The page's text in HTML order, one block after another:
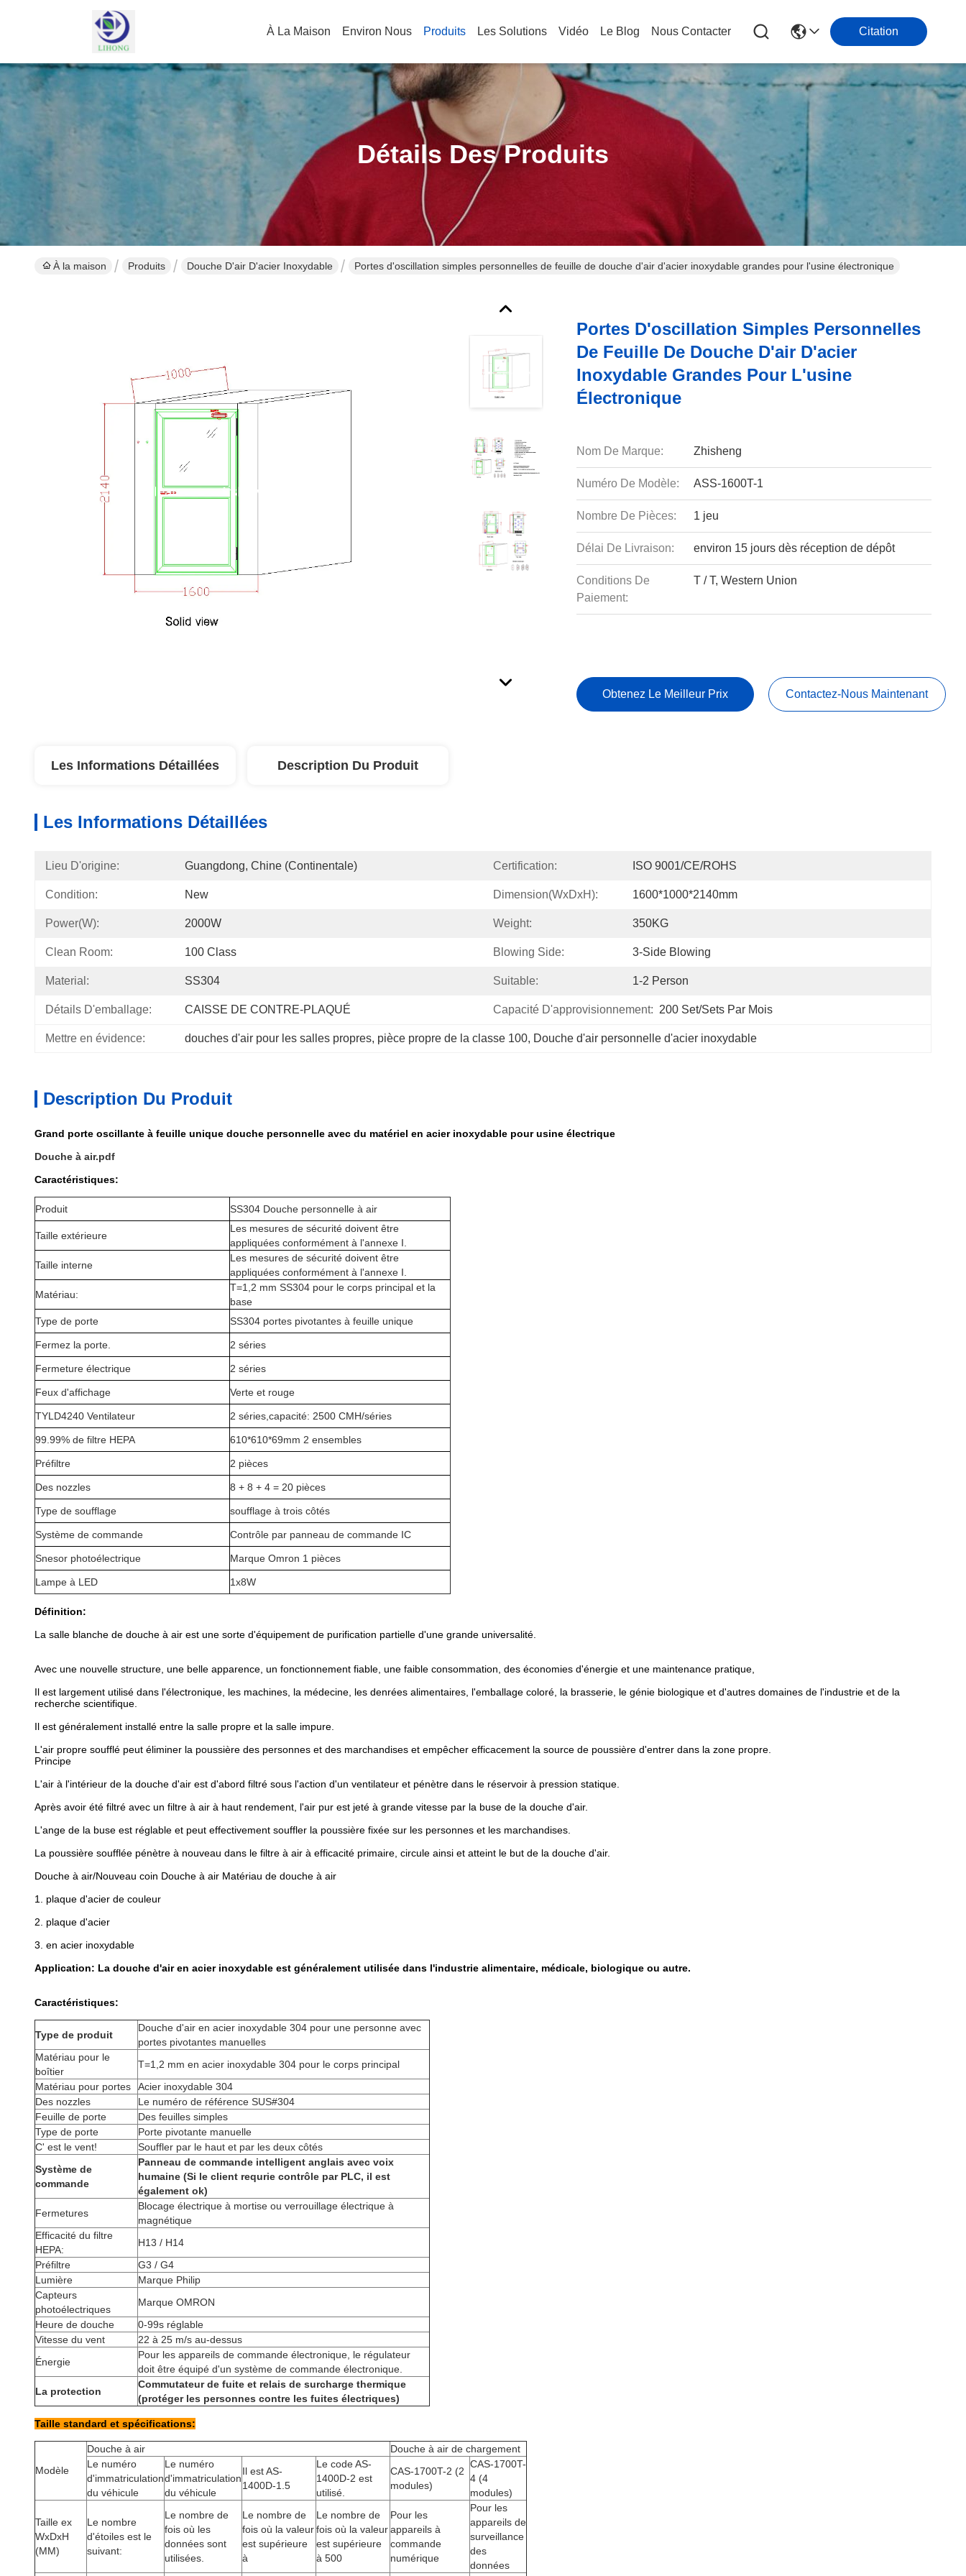
À La Maison Environ Nous Produits Les Solutions Vidéo Le Blog Nous Contacter Citation
Détails Des Produits
À la maison Produits Douche D'air D'acier Inoxydable Portes d'oscillation simples personnelles de feuille de douche d'air d'acier inoxydable grandes pour l'usine électronique
Portes D'oscillation Simples Personnelles
De Feuille De Douche D'air D'acier
Inoxydable Grandes Pour L'usine
Électronique
Nom De Marque: Zhisheng
Numéro De Modèle: ASS-1600T-1
Nombre De Pièces: 1 jeu
Délai De Livraison: environ 15 jours dès réception de dépôt
Conditions De
Paiement:
T / T, Western Union
Obtenez Le Meilleur Prix Contactez-Nous Maintenant
Les Informations Détaillées Description Du Produit
Les Informations Détaillées
Lieu D'origine: Guangdong, Chine (continentale) Certification: ISO 9001/CE/ROHS
Condition: New Dimension(WxDxH): 1600*1000*2140mm
Power(W): 2000W Weight: 350KG
Clean Room: 100 Class Blowing Side: 3-Side Blowing
Material: SS304 Suitable: 1-2 Person
Détails D'emballage: CAISSE DE CONTRE-PLAQUÉ Capacité D'approvisionnement: 200 Set/Sets Par Mois
Mettre en évidence: douches d'air pour les salles propres, pièce propre de la classe 100, Douche d'air personnelle d'acier inoxydable
Description Du Produit
Grand porte oscillante à feuille unique douche personnelle avec du matériel en acier inoxydable pour usine électrique
Douche à air.pdf
Caractéristiques:
Produit SS304 Douche personnelle à air
Taille extérieure
Les mesures de sécurité doivent être
appliquées conformément à l'annexe I.
Taille interne
Les mesures de sécurité doivent être
appliquées conformément à l'annexe I.
Matériau:
T=1,2 mm SS304 pour le corps principal et la
base
Type de porte
SS304 portes pivotantes à feuille unique
Fermez la porte. 2 séries
Fermeture électrique 2 séries
Feux d'affichage Verte et rouge
TYLD4240 Ventilateur 2 séries,capacité: 2500 CMH/séries
99.99% de filtre HEPA 610*610*69mm 2 ensembles
Préfiltre 2 pièces
Des nozzles 8 + 8 + 4 = 20 pièces
Type de soufflage soufflage à trois côtés
Système de commande Contrôle par panneau de commande IC
Snesor photoélectrique Marque Omron 1 pièces
Lampe à LED 1x8W
Définition:
La salle blanche de douche à air est une sorte d'équipement de purification partielle d'une grande universalité.
Avec une nouvelle structure, une belle apparence, un fonctionnement fiable, une faible consommation, des économies d'énergie et une maintenance pratique,
Il est largement utilisé dans l'électronique, les machines, la médecine, les denrées alimentaires, l'emballage coloré, la brasserie, le génie biologique et d'autres domaines de l'industrie et de la
recherche scientifique.
Il est généralement installé entre la salle propre et la salle impure.
L'air propre soufflé peut éliminer la poussière des personnes et des marchandises et empêcher efficacement la source de poussière d'entrer dans la zone propre.
Principe
L'air à l'intérieur de la douche d'air est d'abord filtré sous l'action d'un ventilateur et pénètre dans le réservoir à pression statique.
Après avoir été filtré avec un filtre à air à haut rendement, l'air pur est jeté à grande vitesse par la buse de la douche d'air.
L'ange de la buse est réglable et peut effectivement souffler la poussière fixée sur les personnes et les marchandises.
La poussière soufflée pénètre à nouveau dans le filtre à air à efficacité primaire, circule ainsi et atteint le but de la douche d'air.
Douche à air/Nouveau coin Douche à air Matériau de douche à air
1. plaque d'acier de couleur
2. plaque d'acier
3. en acier inoxydable
Application: La douche d'air en acier inoxydable est généralement utilisée dans l'industrie alimentaire, médicale, biologique ou autre.
Caractéristiques:
Type de produit
Douche d'air en acier inoxydable 304 pour une personne avec
portes pivotantes manuelles
Matériau pour le
boîtier
T=1,2 mm en acier inoxydable 304 pour le corps principal
Matériau pour portes
Acier inoxydable 304
Des nozzles
Le numéro de référence SUS#304
Feuille de porte
Des feuilles simples
Type de porte
Porte pivotante manuelle
C' est le vent!
Souffler par le haut et par les deux côtés
Système de
commande
Panneau de commande intelligent anglais avec voix
humaine (Si le client requrie contrôle par PLC, il est
également ok)
Fermetures
Blocage électrique à mortise ou verrouillage électrique à
magnétique
Efficacité du filtre
HEPA:
H13 / H14
Préfiltre
G3 / G4
Lumière
Marque Philip
Capteurs
photoélectriques
Marque OMRON
Heure de douche
0-99s réglable
Vitesse du vent
22 à 25 m/s au-dessus
Énergie
Pour les appareils de commande électronique, le régulateur
doit être équipé d'un système de commande électronique.
La protection
Commutateur de fuite et relais de surcharge thermique
(protéger les personnes contre les fuites électriques)
Taille standard et spécifications:
Modèle
Douche à air
Douche à air de chargement
Le numéro
d'immatriculation
du véhicule
Le numéro
d'immatriculation
du véhicule
Il est AS-
1400D-1.5
Le code AS-
1400D-2 est
utilisé.
CAS-1700T-2 (2
modules)
CAS-1700T-
4 (4
modules)
Taille ex
WxDxH
(MM)
Le nombre
d'étoiles est le
suivant:
Le nombre de
fois où les
données sont
utilisées.
Le nombre de
fois où la valeur
est supérieure
à
Le nombre de
fois où la valeur
est supérieure
à 500
Pour les
appareils à
commande
numérique
Pour les
appareils de
surveillance
des
données